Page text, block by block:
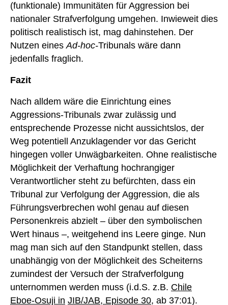
(funktionale) Immunitäten für Aggression bei
nationaler Strafverfolgung umgehen. Inwieweit dies
politisch realistisch ist, mag dahinstehen. Der
Nutzen einesAd-hoc-Tribunals wäre dann
jedenfalls fraglich.
Fazit
Nach alldem wäre die Einrichtung eines
Aggressions-Tribunals zwar zulässig und
entsprechende Prozesse nicht aussichtslos, der
Weg potentiell Anzuklagender vor das Gericht
hingegen voller Unwägbarkeiten. Ohne realistische
Möglichkeit der Verhaftung hochrangiger
Verantwortlicher steht zu befürchten, dass ein
Tribunal zur Verfolgung der Aggression, die als
Führungsverbrechen wohl genau auf diesen
Personenkreis abzielt – über den symbolischen
Wert hinaus –, weitgehend ins Leere ginge. Nun
mag man sich auf den Standpunkt stellen, dass
unabhängig von der Möglichkeit des Scheiterns
zumindest der Versuch der Strafverfolgung
unternommen werden muss (i.d.S. z.B. Chile
Eboe-Osuji in JIB/JAB, Episode 30, ab 37:01).